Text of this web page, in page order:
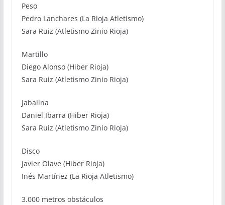
Peso
Pedro Lanchares (La Rioja Atletismo)
Sara Ruiz (Atletismo Zinio Rioja)
Martillo
Diego Alonso (Hiber Rioja)
Sara Ruiz (Atletismo Zinio Rioja)
Jabalina
Daniel Ibarra (Hiber Rioja)
Sara Ruiz (Atletismo Zinio Rioja)
Disco
Javier Olave (Hiber Rioja)
Inés Martínez (La Rioja Atletismo)
3.000 metros obstáculos